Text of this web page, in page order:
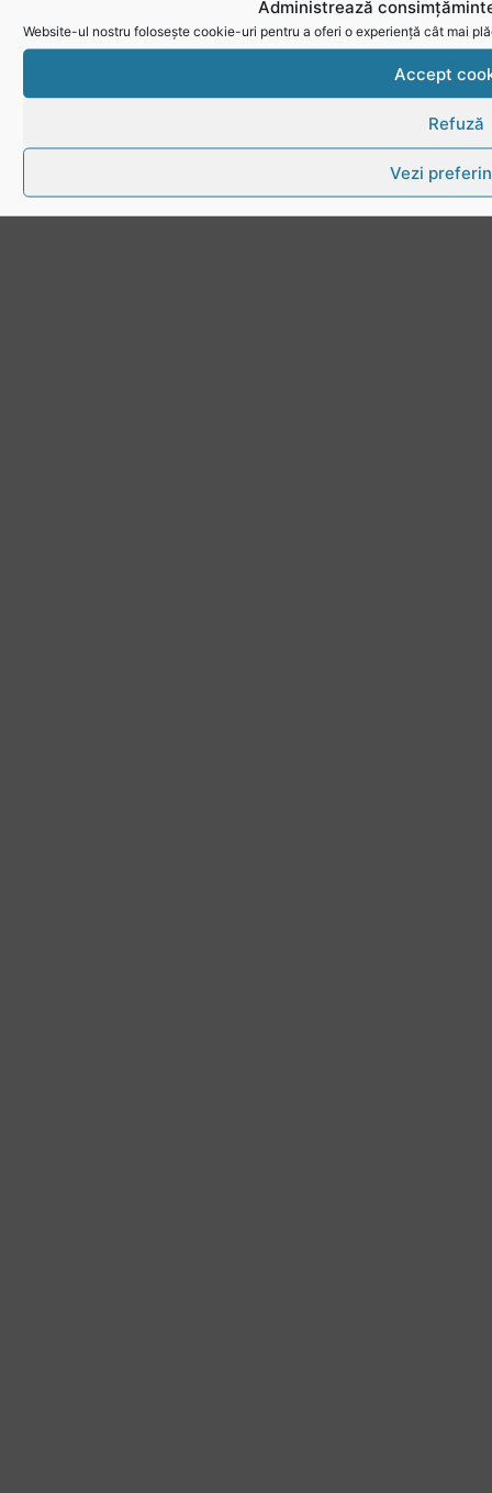
Administrează
Website-ul nostru folosește cookie-uri pentru a oferi o experiență cât mai
Accept
Refuză
Vezi